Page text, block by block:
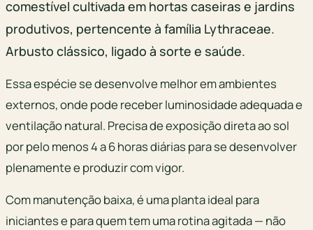
comestível cultivada em hortas caseiras e jardins
produtivos, pertencente à família Lythraceae.
Arbusto clássico, ligado à sorte e saúde.
Essa espécie se desenvolve melhor em ambientes
externos, onde pode receber luminosidade adequada e
ventilação natural. Precisa de exposição direta ao sol
por pelo menos 4 a 6 horas diárias para se desenvolver
plenamente e produzir com vigor.
Com manutenção baixa, é uma planta ideal para
iniciantes e para quem tem uma rotina agitada — não